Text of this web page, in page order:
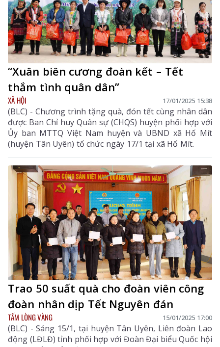
“Xuân biên cương đoàn kết – Tết
thắm tình quân dân”
XÃ HỘI 17/01/2025 15:38
(BLC) - Chương trình tặng quà, đón tết cùng nhân dân
được Ban Chỉ huy Quân sự (CHQS) huyện phối hợp với
Ủy ban MTTQ Việt Nam huyện và UBND xã Hố Mít
(huyện Tân Uyên) tổ chức ngày 17/1 tại xã Hố Mít.
Trao 50 suất quà cho đoàn viên công
đoàn nhân dịp Tết Nguyên đán
TẤM LÒNG VÀNG 15/01/2025 17:00
(BLC) - Sáng 15/1, tại huyện Tân Uyên, Liên đoàn Lao
động (LĐLĐ) tỉnh phối hợp với Đoàn Đại biểu Quốc hội